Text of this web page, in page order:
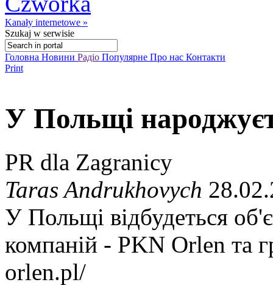
Kanały internetowe »
Szukaj w serwisie
Головна Новини Радіо Популярне Про нас Контакти
Print
У Польщі
PR dla Zagranicy
Taras Andrukhovych
У Польщі відбудеться
компаній - PKN Orlen та
orlen.pl/